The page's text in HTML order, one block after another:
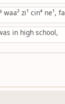
waa² zi¹ cin⁴ ne¹,
in high school,